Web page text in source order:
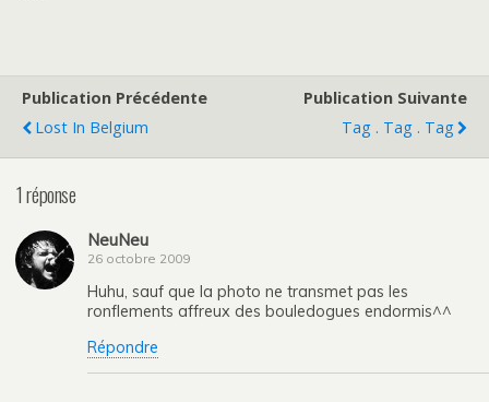
Publication Précédente
Lost In Belgium
Publication Suivante
Tag . Tag . Tag
1 réponse
NeuNeu
26 octobre 2009
Huhu, sauf que la photo ne transmet pas les
ronflements affreux des bouledogues endormis^^
Répondre